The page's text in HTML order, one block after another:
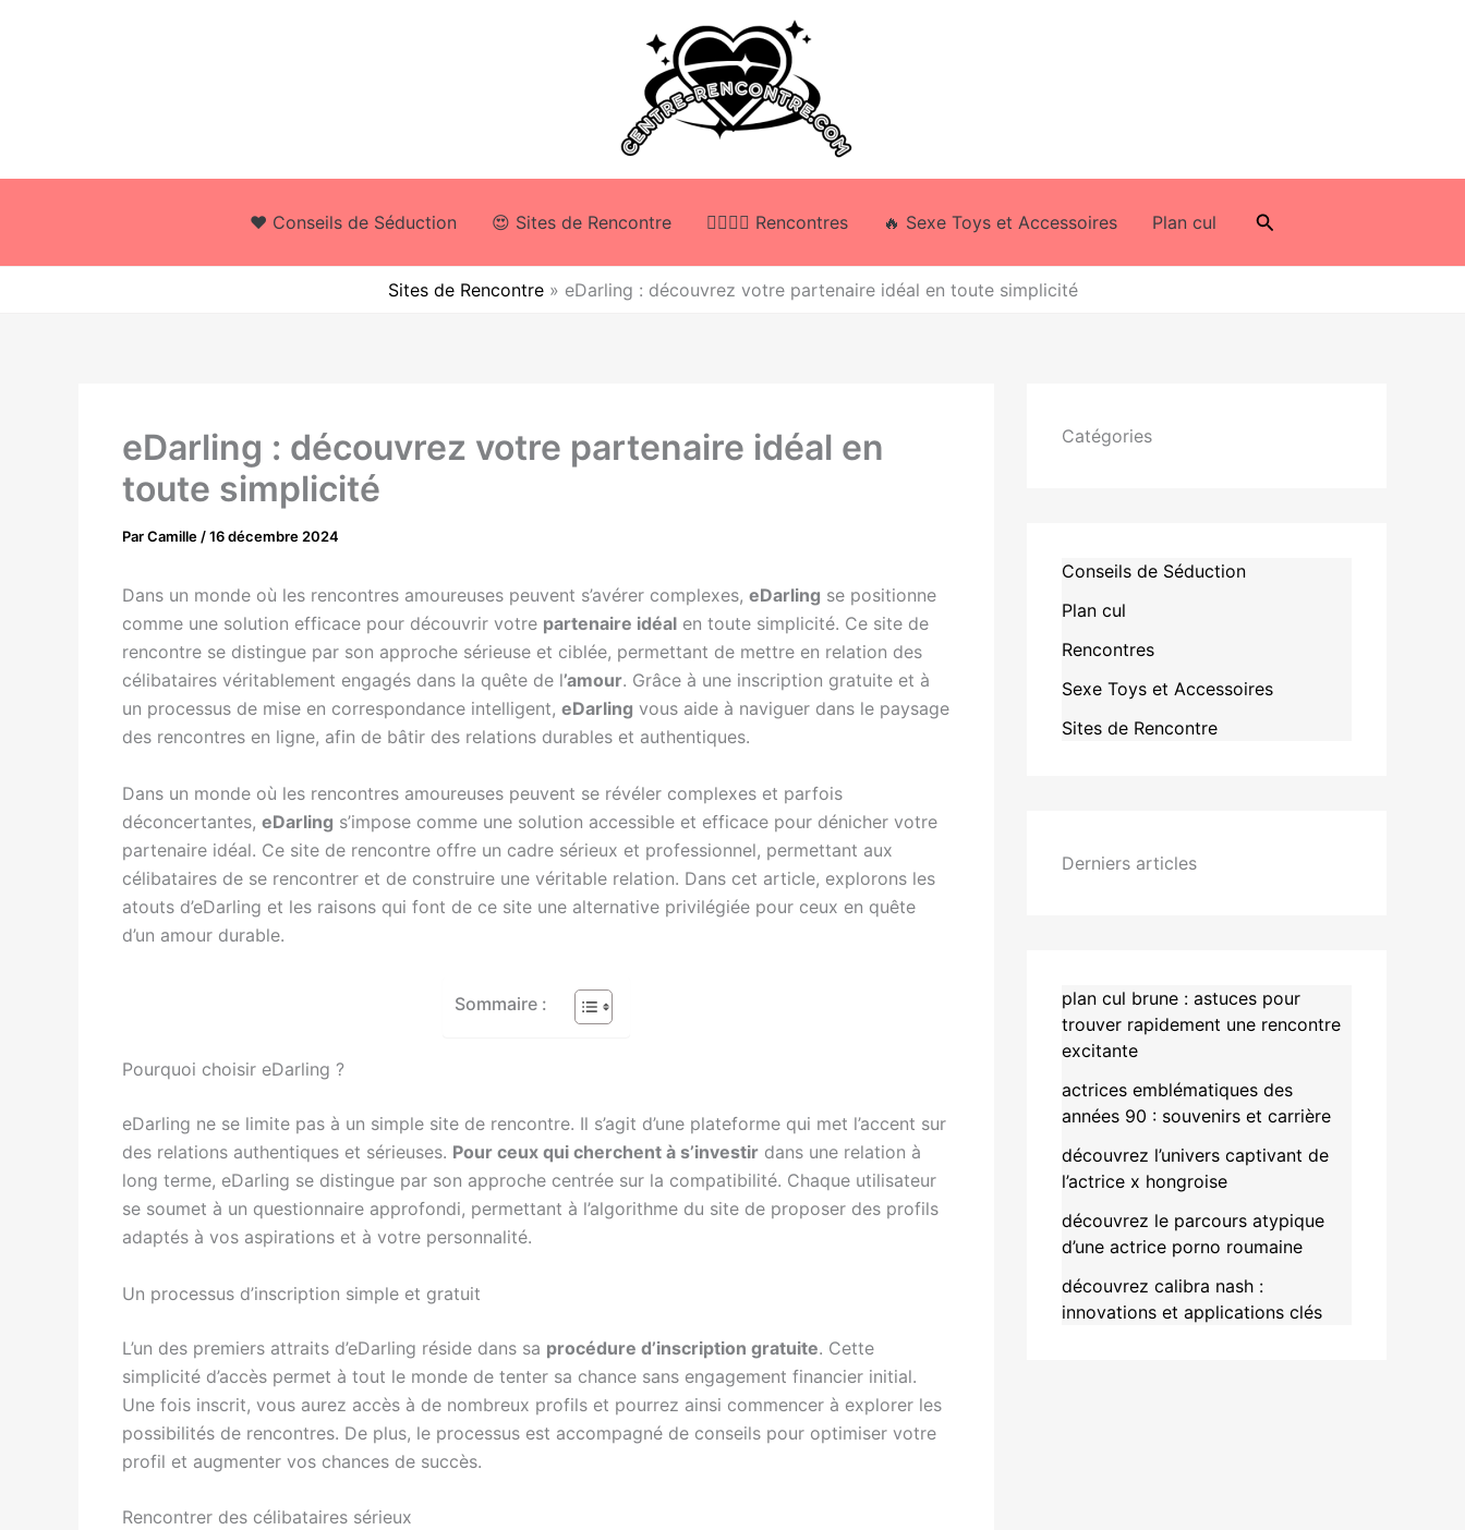
❤️ Conseils de Séduction 😍 Sites de Rencontre 👩‍❤️‍💋‍👨 Rencontres 🔥 Sexe Toys et Accessoires Plan cul Rechercher
Sites de Rencontre» eDarling : découvrez votre partenaire idéal en toute simplicité
eDarling : découvrez votre partenaire idéal en
toute simplicité
ParCamille /16 décembre 2024
Dans un monde où les rencontres amoureuses peuvent s’avérer complexes, eDarling se positionne
comme une solution efficace pour découvrir votre partenaire idéal en toute simplicité. Ce site de
rencontre se distingue par son approche sérieuse et ciblée, permettant de mettre en relation des
célibataires véritablement engagés dans la quête de l’amour. Grâce à une inscription gratuite et à
un processus de mise en correspondance intelligent, eDarling vous aide à naviguer dans le paysage
des rencontres en ligne, afin de bâtir des relations durables et authentiques.
Dans un monde où les rencontres amoureuses peuvent se révéler complexes et parfois
déconcertantes, eDarling s’impose comme une solution accessible et efficace pour dénicher votre
partenaire idéal. Ce site de rencontre offre un cadre sérieux et professionnel, permettant aux
célibataires de se rencontrer et de construire une véritable relation. Dans cet article, explorons les
atouts d’eDarling et les raisons qui font de ce site une alternative privilégiée pour ceux en quête
d’un amour durable.
Sommaire :
Pourquoi choisir eDarling ?
eDarling ne se limite pas à un simple site de rencontre. Il s’agit d’une plateforme qui met l’accent sur
des relations authentiques et sérieuses. Pour ceux qui cherchent à s’investir dans une relation à
long terme, eDarling se distingue par son approche centrée sur la compatibilité. Chaque utilisateur
se soumet à un questionnaire approfondi, permettant à l’algorithme du site de proposer des profils
adaptés à vos aspirations et à votre personnalité.
Un processus d’inscription simple et gratuit
L’un des premiers attraits d’eDarling réside dans sa procédure d’inscription gratuite. Cette
simplicité d’accès permet à tout le monde de tenter sa chance sans engagement financier initial.
Une fois inscrit, vous aurez accès à de nombreux profils et pourrez ainsi commencer à explorer les
possibilités de rencontres. De plus, le processus est accompagné de conseils pour optimiser votre
profil et augmenter vos chances de succès.
Rencontrer des célibataires sérieux
Catégories
Conseils de Séduction
Plan cul
Rencontres
Sexe Toys et Accessoires
Sites de Rencontre
Derniers articles
plan cul brune : astuces pour
trouver rapidement une rencontre
excitante
actrices emblématiques des
années 90 : souvenirs et carrière
découvrez l’univers captivant de
l’actrice x hongroise
découvrez le parcours atypique
d’une actrice porno roumaine
découvrez calibra nash :
innovations et applications clés